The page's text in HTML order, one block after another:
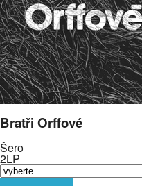
Bratři Orffové
Šero
2LP